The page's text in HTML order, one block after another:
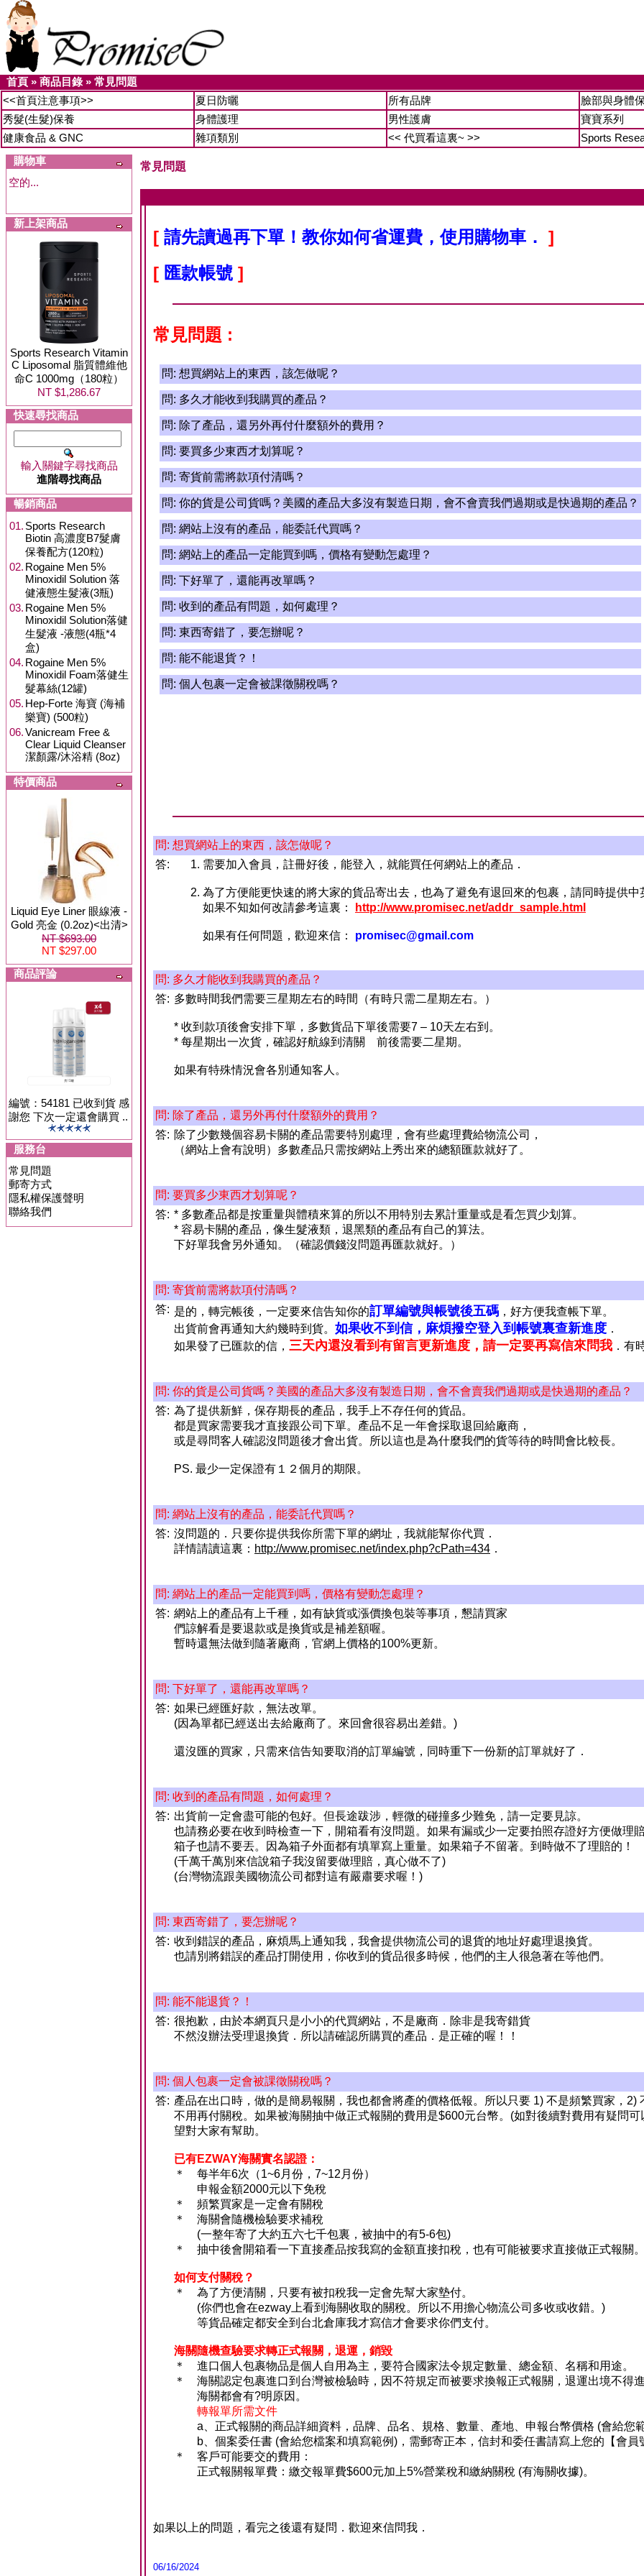
首頁 » 商品目錄» 常見問題
<<首頁注意事項>>
夏日防曬 所有品牌
臉部與身體
秀髮(生髮)保養
身體護理 男性護膚
寶寶系列
健康食品 & GNC
雜項類別 << 代買看這裏~ >>
Sports
購物車
空的...
新上架商品
Sports Research Vitamin
C Liposomal 脂質體維他
命C 1000mg（180粒）
NT $1,286.67
快速尋找商品
輸入關鍵字尋找商品
進階尋找商品
暢銷商品
01. Sports Research
Biotin 高濃度B7髮膚
保養配方(120粒)
02. Rogaine Men 5%
Minoxidil Solution 落
健液態生髮液(3瓶)
03. Rogaine Men 5%
Minoxidil Solution落健
生髮液 -液態(4瓶*4
盒)
04. Rogaine Men 5%
Minoxidil Foam落健生
髮幕絲(12罐)
05. Hep-Forte 海寶 (海補
樂寶) (500粒)
06.Vanicream Free &
Clear Liquid Cleanser
潔顏露/沐浴精 (8oz)
特價商品
Liquid Eye Liner 眼線液 -
Gold 亮金 (0.2oz)<出清>
NT $693.00
NT $297.00
商品評論
編號：54181 已收到貨 感
謝您 下次一定還會購買 ..
服務台
常見問題
郵寄方式
隱私權保護聲明
聯絡我們
常見問題
[ 請先讀過再下單！教你如何省運費，使用購物車． ]
[ 匯款帳號 ]
常見問題 :
問: 想買網站上的東西，該怎做呢？
問: 多久才能收到我購買的產品？
問: 除了產品，還另外再付什麼額外的費用？
問: 要買多少東西才划算呢？
問: 寄貨前需將款項付清嗎？
問: 你的貨是公司貨嗎？美國的產品大多沒有製造日期，會不會賣我們過期或是快過期的產品？
問: 網站上沒有的產品，能委託代買嗎？
問: 網站上的產品一定能買到嗎，價格有變動怎處理？
問: 下好單了，還能再改單嗎？
問: 收到的產品有問題，如何處理？
問: 東西寄錯了，要怎辦呢？
問: 能不能退貨？！
問: 個人包裹一定會被課徵關稅嗎？
問: 想買網站上的東西，該怎做呢？
答:
需要加入會員，註冊好後，能登入，就能買任何網站上的產品．
為了方便能更快速的將大家的貨品寄出去，也為了避免有退回來的包裹，請同時提供中
如果不知如何改請參考這裏：
http://www.promisec.net/addr_sample.html
如果有任何問題，歡迎來信： promisec@gmail.com
問: 多久才能收到我購買的產品？
答: 多數時間我們需要三星期左右的時間（有時只需二星期左右。）
* 收到款項後會安排下單，多數貨品下單後需要7 – 10天左右到。
* 每星期出一次貨，確認好航線到清關 前後需要二星期。
如果有特殊情況會各別通知客人。
問: 除了產品，還另外再付什麼額外的費用？
答: 除了少數幾個容易卡關的產品需要特別處理，會有些處理費給物流公司，
（網站上會有說明）多數產品只需按網站上秀出來的總額匯款就好了。
問: 要買多少東西才划算呢？
答: * 多數產品都是按重量與體積來算的所以不用特別去累計重量或是看怎買少划算。
* 容易卡關的產品，像生髮液類，退黑類的產品有自己的算法。
下好單我會另外通知。（確認價錢沒問題再匯款就好。）
問: 寄貨前需將款項付清嗎？
答: 是的，轉完帳後，一定要來信告知你的訂單編號與帳號後五碼 ，好方便我查帳下單。
出貨前會再通知大約幾時到貨。 如果收不到信，麻煩撥空登入到帳號裏查新進度 ．
如果發了已匯款的信， 三天內還沒看到有留言更新進度，請一定要再寫信來問我 ．有
問: 你的貨是公司貨嗎？美國的產品大多沒有製造日期，會不會賣我們過期或是快過期的產品？
答: 為了提供新鮮，保存期長的產品，我手上不存任何的貨品。
都是買家需要我才直接跟公司下單。產品不足一年會採取退回給廠商，
或是尋問客人確認沒問題後才會出貨。所以這也是為什麼我們的貨等待的時間會比較長。
PS. 最少一定保證有１２個月的期限。
問: 網站上沒有的產品，能委託代買嗎？
答: 沒問題的．只要你提供我你所需下單的網址，我就能幫你代買．
詳情請讀這裏： http://www.promisec.net/index.php?cPath=434 ．
問: 網站上的產品一定能買到嗎，價格有變動怎處理？
答: 網站上的產品有上千種，如有缺貨或漲價換包裝等事項，懇請買家
們諒解看是要退款或是換貨或是補差額喔。
暫時還無法做到隨著廠商，官網上價格的100%更新。
問: 下好單了，還能再改單嗎？
答: 如果已經匯好款，無法改單。
(因為單都已經送出去給廠商了。來回會很容易出差錯。)
還沒匯的買家，只需來信告知要取消的訂單編號，同時重下一份新的訂單就好了．
問: 收到的產品有問題，如何處理？
答: 出貨前一定會盡可能的包好。但長途跋涉，輕微的碰撞多少難免，請一定要見諒。
也請務必要在收到時檢查一下，開箱看有沒問題。如果有漏或少一定要拍照存證好方便做理
箱子也請不要丟。因為箱子外面都有填單寫上重量。如果箱子不留著。到時做不了理賠的！
(千萬千萬別來信說箱子我沒留要做理賠，真心做不了)
(台灣物流跟美國物流公司都對這有嚴肅要求喔！)
問: 東西寄錯了，要怎辦呢？
答: 收到錯誤的產品，麻煩馬上通知我，我會提供物流公司的退貨的地址好處理退換貨。
也請別將錯誤的產品打開使用，你收到的貨品很多時候，他們的主人很急著在等他們。
問: 能不能退貨？！
答: 很抱歉，由於本網頁只是小小的代買網站，不是廠商．除非是我寄錯貨
不然沒辦法受理退換貨．所以請確認所購買的產品．是正確的喔！！
問: 個人包裹一定會被課徵關稅嗎？
答: 產品在出口時，做的是簡易報關，我也都會將產的價格低報。所以只要 1) 不是頻繁買家，
不用再付關稅。如果被海關抽中做正式報關的費用是$600元台幣。(如對後續對費用有疑問
望對大家有幫助。
已有EZWAY海關實名認證：
＊ 每半年6次（1~6月份，7~12月份）
申報金額2000元以下免稅
＊ 頻繁買家是一定會有關稅
＊ 海關會隨機檢驗要求補稅
(一整年寄了大約五六七千包裏，被抽中的有5-6包)
＊ 抽中後會開箱看一下直接產品按我寫的金額直接扣稅，也有可能被要求直接做正式報關
如何支付關稅？
＊ 為了方便清關，只要有被扣稅我一定會先幫大家墊付。
(你們也會在ezway上看到海關收取的關稅。所以不用擔心物流公司多收或收錯。)
等貨品確定都安全到台北倉庫我才寫信才會要求你們支付。
海關隨機查驗要求轉正式報關，退運，銷毀
＊ 進口個人包裹物品是個人自用為主，要符合國家法令規定數量、總金額、名稱和用途。
＊ 海關認定包裹進口到台灣被檢驗時，因不符規定而被要求換報正式報關，退運出境不得
海關都會有?明原因。
轉報單所需文件
a、正式報關的商品詳細資料，品牌、品名、規格、數量、產地、申報台幣價格 (會給您
b、個案委任書 (會給您檔案和填寫範例)，需郵寄正本，信封和委任書請寫上您的【會員
＊ 客戶可能要交的費用：
正式報關報單費：繳交報單費$600元加上5%營業稅和繳納關稅 (有海關收據)。
如果以上的問題，看完之後還有疑問．歡迎來信問我．
06/16/2024